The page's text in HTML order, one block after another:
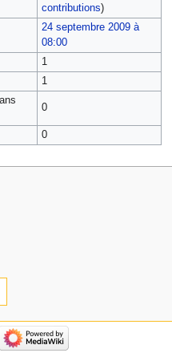
contributions)
24 septembre 2009 à
08:00
1
1
0
0